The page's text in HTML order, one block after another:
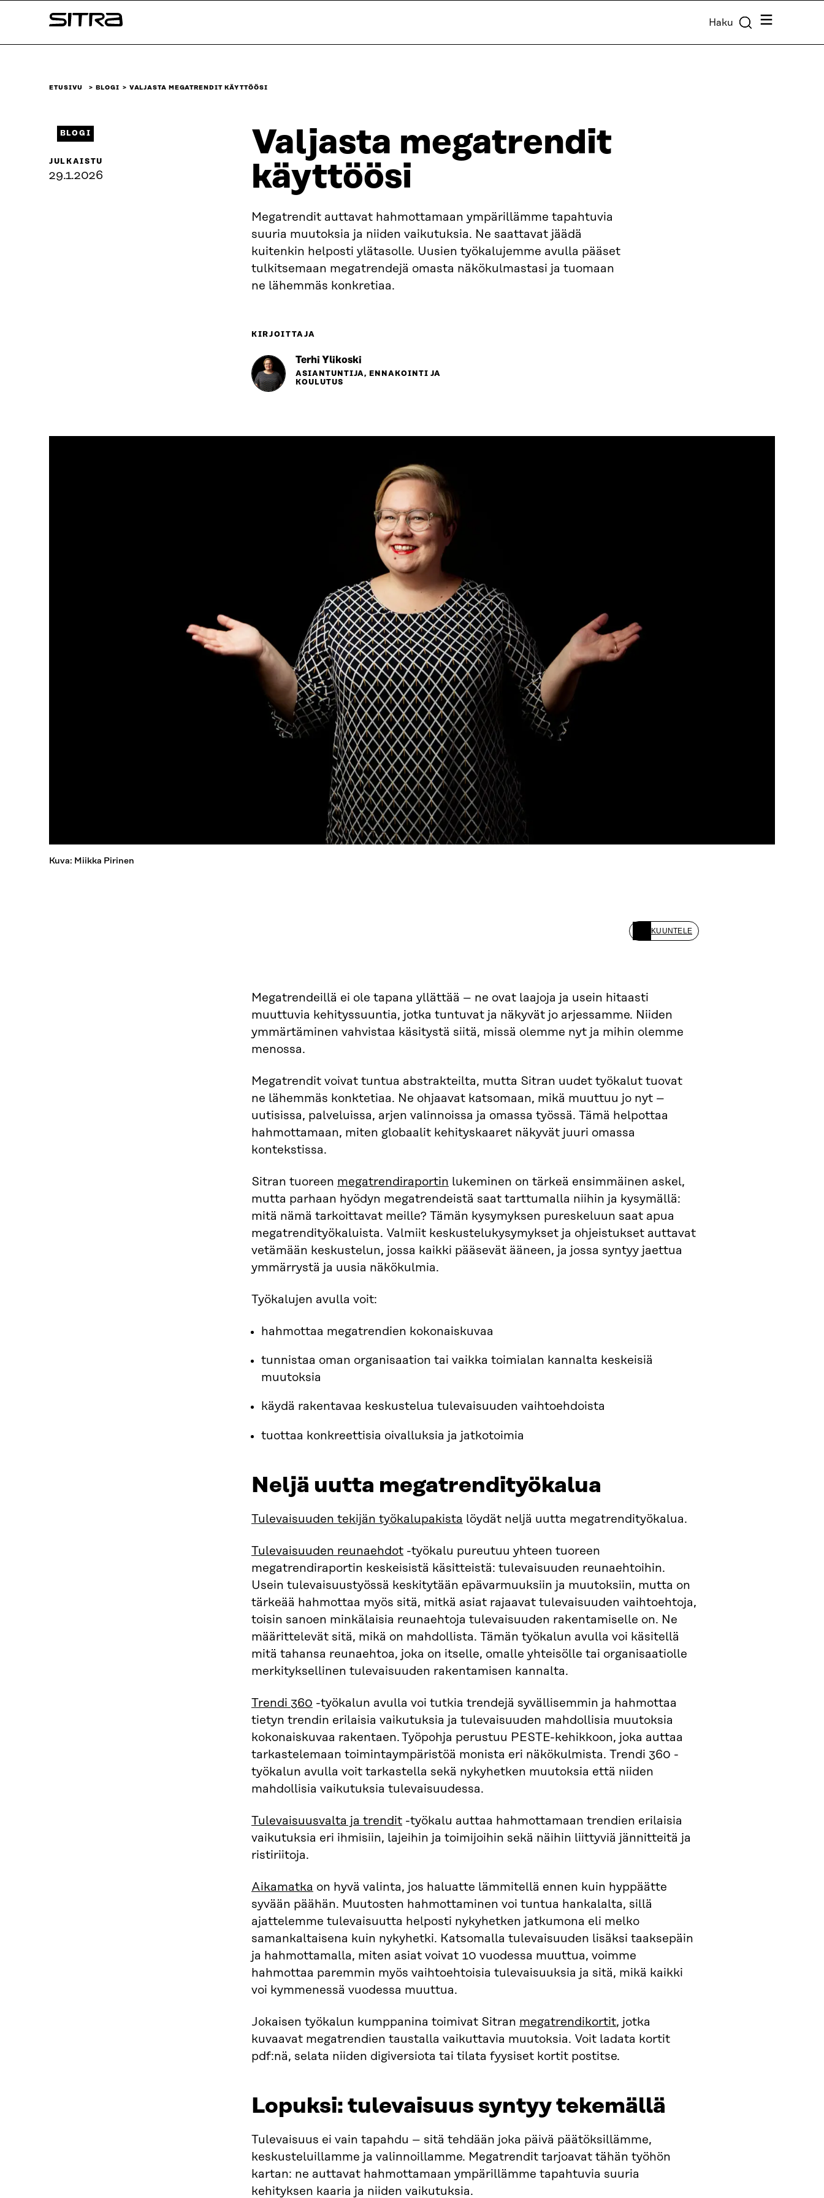
sisältöön
Sitra Haku Valikko
ETUSIVU BLOGI VALJASTA MEGATRENDIT KÄYTTÖÖSI
Valjasta megatrendit
käyttöösi
Megatrendit auttavat hahmottamaan ympärillämme tapahtuvia
suuria muutoksia ja niiden vaikutuksia. Ne saattavat jäädä
kuitenkin helposti ylätasolle. Uusien työkalujemme avulla pääset
tulkitsemaan megatrendejä omasta näkökulmastasi ja tuomaan
ne lähemmäs konkretiaa.
KIRJOITTAJA
Terhi Ylikoski
ASIANTUNTIJA, ENNAKOINTI JA
KOULUTUS
BLOGI
JULKAISTU
29.1.2026
Kuva: Miikka Pirinen
KUUNTELE
Megatrendeillä ei ole tapana yllättää – ne ovat laajoja ja usein hitaasti
muuttuvia kehityssuuntia, jotka tuntuvat ja näkyvät jo arjessamme. Niiden
ymmärtäminen vahvistaa käsitystä siitä, missä olemme nyt ja mihin olemme
menossa.
Megatrendit voivat tuntua abstrakteilta, mutta Sitran uudet työkalut tuovat
ne lähemmäs konktetiaa. Ne ohjaavat katsomaan, mikä muuttuu jo nyt –
uutisissa, palveluissa, arjen valinnoissa ja omassa työssä. Tämä helpottaa
hahmottamaan, miten globaalit kehityskaaret näkyvät juuri omassa
kontekstissa.
Sitran tuoreen megatrendiraportin lukeminen on tärkeä ensimmäinen askel,
mutta parhaan hyödyn megatrendeistä saat tarttumalla niihin ja kysymällä:
mitä nämä tarkoittavat meille? Tämän kysymyksen pureskeluun saat apua
megatrendityökaluista. Valmiit keskustelukysymykset ja ohjeistukset auttavat
vetämään keskustelun, jossa kaikki pääsevät ääneen, ja jossa syntyy jaettua
ymmärrystä ja uusia näkökulmia.
Työkalujen avulla voit:
hahmottaa megatrendien kokonaiskuvaa
tunnistaa oman organisaation tai vaikka toimialan kannalta keskeisiä
muutoksia
käydä rakentavaa keskustelua tulevaisuuden vaihtoehdoista
tuottaa konkreettisia oivalluksia ja jatkotoimia
Neljä uutta megatrendityökalua
Tulevaisuuden tekijän työkalupakista löydät neljä uutta megatrendityökalua.
Tulevaisuuden reunaehdot -työkalu pureutuu yhteen tuoreen
megatrendiraportin keskeisistä käsitteistä: tulevaisuuden reunaehtoihin.
Usein tulevaisuustyössä keskitytään epävarmuuksiin ja muutoksiin, mutta on
tärkeää hahmottaa myös sitä, mitkä asiat rajaavat tulevaisuuden vaihtoehtoja,
toisin sanoen minkälaisia reunaehtoja tulevaisuuden rakentamiselle on. Ne
määrittelevät sitä, mikä on mahdollista. Tämän työkalun avulla voi käsitellä
mitä tahansa reunaehtoa, joka on itselle, omalle yhteisölle tai organisaatiolle
merkityksellinen tulevaisuuden rakentamisen kannalta.
Trendi 360 -työkalun avulla voi tutkia trendejä syvällisemmin ja hahmottaa
tietyn trendin erilaisia vaikutuksia ja tulevaisuuden mahdollisia muutoksia
kokonaiskuvaa rakentaen. Työpohja perustuu PESTE-kehikkoon, joka auttaa
tarkastelemaan toimintaympäristöä monista eri näkökulmista. Trendi 360 -
työkalun avulla voit tarkastella sekä nykyhetken muutoksia että niiden
mahdollisia vaikutuksia tulevaisuudessa.
Tulevaisuusvalta ja trendit -työkalu auttaa hahmottamaan trendien erilaisia
vaikutuksia eri ihmisiin, lajeihin ja toimijoihin sekä näihin liittyviä jännitteitä ja
ristiriitoja.
Aikamatka on hyvä valinta, jos haluatte lämmitellä ennen kuin hyppäätte
syvään päähän. Muutosten hahmottaminen voi tuntua hankalalta, sillä
ajattelemme tulevaisuutta helposti nykyhetken jatkumona eli melko
samankaltaisena kuin nykyhetki. Katsomalla tulevaisuuden lisäksi taaksepäin
ja hahmottamalla, miten asiat voivat 10 vuodessa muuttua, voimme
hahmottaa paremmin myös vaihtoehtoisia tulevaisuuksia ja sitä, mikä kaikki
voi kymmenessä vuodessa muuttua.
Jokaisen työkalun kumppanina toimivat Sitran megatrendikortit, jotka
kuvaavat megatrendien taustalla vaikuttavia muutoksia. Voit ladata kortit
pdf:nä, selata niiden digiversiota tai tilata fyysiset kortit postitse.
Lopuksi: tulevaisuus syntyy tekemällä
Tulevaisuus ei vain tapahdu – sitä tehdään joka päivä päätöksillämme,
keskusteluillamme ja valinnoillamme. Megatrendit tarjoavat tähän työhön
kartan: ne auttavat hahmottamaan ympärillämme tapahtuvia suuria
kehityksen kaaria ja niiden vaikutuksia.